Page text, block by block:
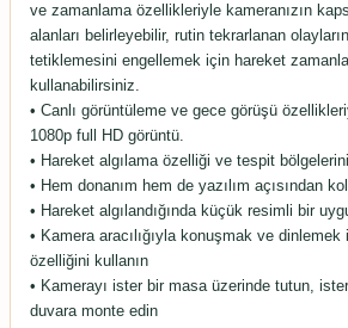
ve zamanlama özellikleriyle kameranızın
alanları belirleyebilir, rutin tekrarlanan
tetiklemesini engellemek için hareket
kullanabilirsiniz.
• Canlı görüntüleme ve gece görüşü
1080p full HD görüntü.
• Hareket algılama özelliği ve tespit
• Hem donanım hem de yazılım açısından
• Hareket algılandığında küçük resimli bir
• Kamera aracılığıyla konuşmak ve
özelliğini kullanın
• Kamerayı ister bir masa üzerinde tutun,
duvara monte edin